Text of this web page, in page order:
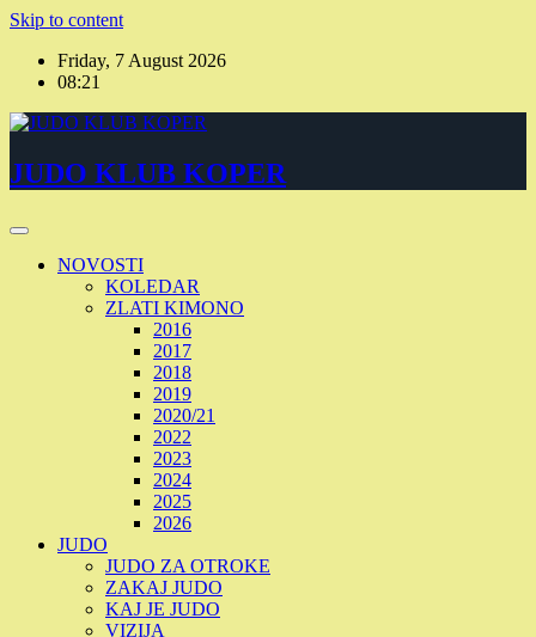
Skip to content
Friday, 7 August 2026
08:21
JUDO KLUB KOPER
NOVOSTI
KOLEDAR
ZLATI KIMONO
2016
2017
2018
2019
2020/21
2022
2023
2024
2025
2026
JUDO
JUDO ZA OTROKE
ZAKAJ JUDO
KAJ JE JUDO
VIZIJA